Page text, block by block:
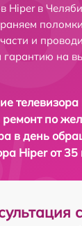
Hiper в
и
гарантию на
ремонт по
в день
Hiper от 35